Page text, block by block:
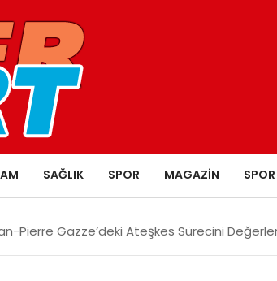
SAĞLIK SPOR MAGAZIN SPOR
Pierre Gazze’deki Ateşkes Sürecini